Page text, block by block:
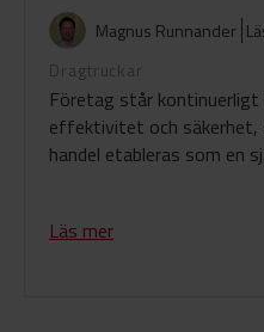
Magnus Runnander
Dragtruckar
Företag står
effektivitet och
handel etableras som en
Läs mer